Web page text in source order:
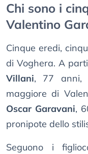
Chi sono i
Valentino
Cinque eredi,
di Voghera. A
Villani, 77 anni,
maggiore di
Oscar Garavani,
pronipote dello
Seguono i